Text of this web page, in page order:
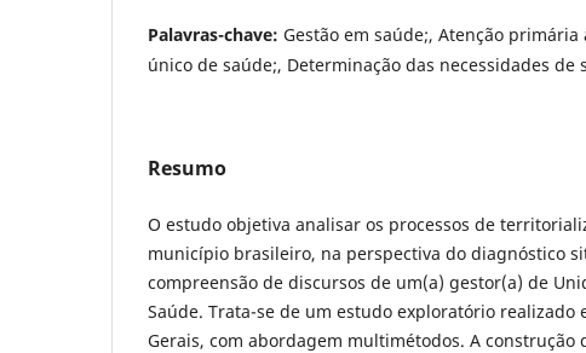
Palavras-chave: Gestão em saúde;, Atenção primária
único de saúde;, Determinação das necessidades de
Resumo
O estudo objetiva analisar os processos de
município brasileiro, na perspectiva do diagnóstico
compreensão de discursos de um(a) gestor(a) de
Saúde. Trata-se de um estudo exploratório realizado
Gerais, com abordagem multimétodos. A construção